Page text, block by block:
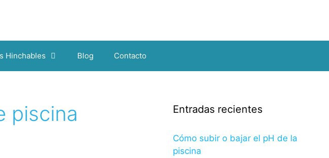
Hinchables Blog Contacto
piscina Entradas recientes
Cómo subir o bajar el pH de la
piscina